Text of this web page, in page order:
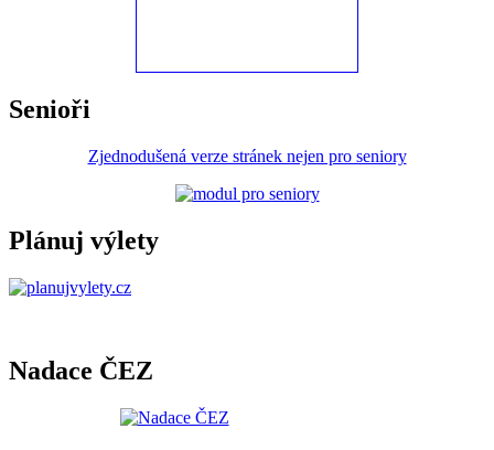
Senioři
Zjednodušená verze stránek nejen pro seniory
Plánuj výlety
Nadace ČEZ